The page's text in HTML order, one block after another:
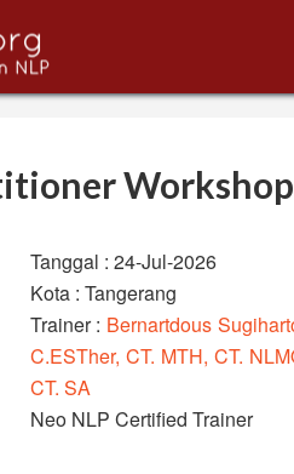
Workshop
Tanggal : 24-Jul-2026
Kota : Tangerang
Trainer : Bernartdous
C.ESTher, CT. MTH, CT.
CT. SA
Neo NLP Certified Trainer